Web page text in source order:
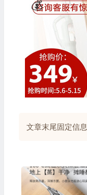
文章末尾固定信息